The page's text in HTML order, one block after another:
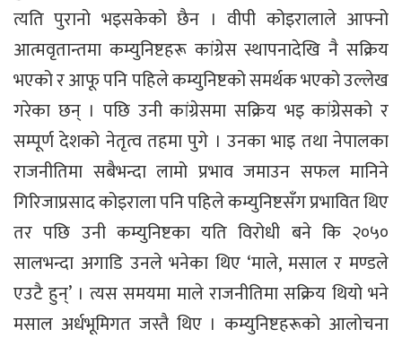
त्यति पुरानो भइसकेको छैन । वीपी कोइरालाले आफ्नो
आत्मवृतान्तमा कम्युनिष्टहरू कांग्रेस स्थापनादेखि नै सक्रिय
भएको र आफू पनि पहिले कम्युनिष्टको समर्थक भएको उल्लेख
गरेका छन् । पछि उनी कांग्रेसमा सक्रिय भइ कांग्रेसको र
सम्पूर्ण देशको नेतृत्व तहमा पुगे । उनका भाइ तथा नेपालका
राजनीतिमा सबैभन्दा लामो प्रभाव जमाउन सफल मानिने
गिरिजाप्रसाद कोइराला पनि पहिले कम्युनिष्टसँग प्रभावित थिए
तर पछि उनी कम्युनिष्टका यति विरोधी बने कि २०५०
सालभन्दा अगाडि उनले भनेका थिए ‘माले, मसाल र मण्डले
एउटै हुन्’ । त्यस समयमा माले राजनीतिमा सक्रिय थियो भने
मसाल अर्धभूमिगत जस्तै थिए । कम्युनिष्टहरूको आलोचना